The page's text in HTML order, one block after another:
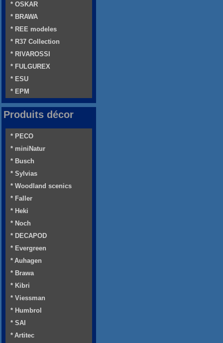
* OSKAR
* BRAWA
* REE modeles
* R37 Collection
* RIVAROSSI
* FULGUREX
* ESU
* EPM
Produits décor
* PECO
* miniNatur
* Busch
* Sylvias
* Woodland scenics
* Faller
* Heki
* Noch
* DECAPOD
* Evergreen
* Auhagen
* Brawa
* Kibri
* Viessman
* Humbrol
* SAI
* Artitec